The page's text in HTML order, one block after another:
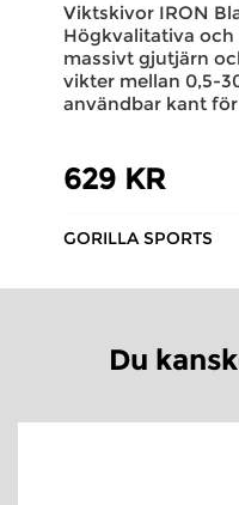
Viktskivor IRON
Högkvalitativa
massivt gjutjärn
vikter mellan 0,5-
användbar kant
629 KR
GORILLA SPORTS
Du